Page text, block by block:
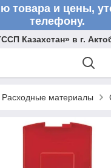
товара и цены,
телефону.
Казахстан» в г.
Расходные материалы